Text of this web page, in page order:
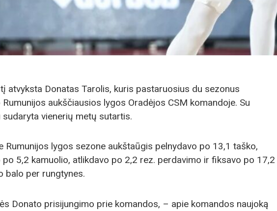
atvyksta Donatas Tarolis, kuris pastaruosius du sezonus
aukščiausios lygos Oradėjos CSM komandoje. Su
vienerių metų sutartis.
Rumunijos lygos sezone aukštaūgis pelnydavo po 13,1 taško,
po 5,2 kamuolio, atlikdavo po 2,2 rez. perdavimo ir fiksavo po 17,2
balo per rungtynes.
Donato prisijungimo prie komandos, – apie komandos naujoką